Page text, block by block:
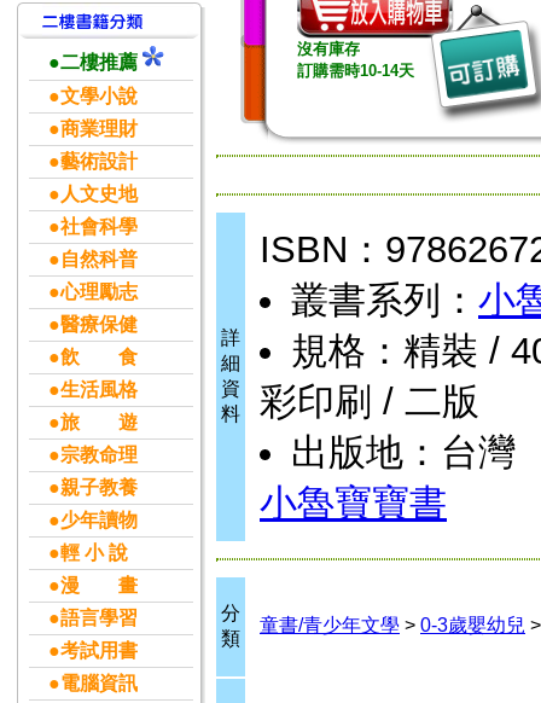
●二樓推薦
●文學小說
●商業理財
●藝術設計
●人文史地
●社會科學
●自然科普
●心理勵志
●醫療保健
●飲 食
●生活風格
●旅 遊
●宗教命理
●親子教養
●少年讀物
●輕 小 說
●漫 畫
●語言學習
●考試用書
●電腦資訊
沒有庫存
訂購需時10-14天
詳
細
資
料
ISBN：
叢書系列： 小
規格：精裝 /
彩印刷 / 二版
出版地：台灣
小魯寶寶書
分
類
童書/青少年文學 > 0-3歲嬰幼兒